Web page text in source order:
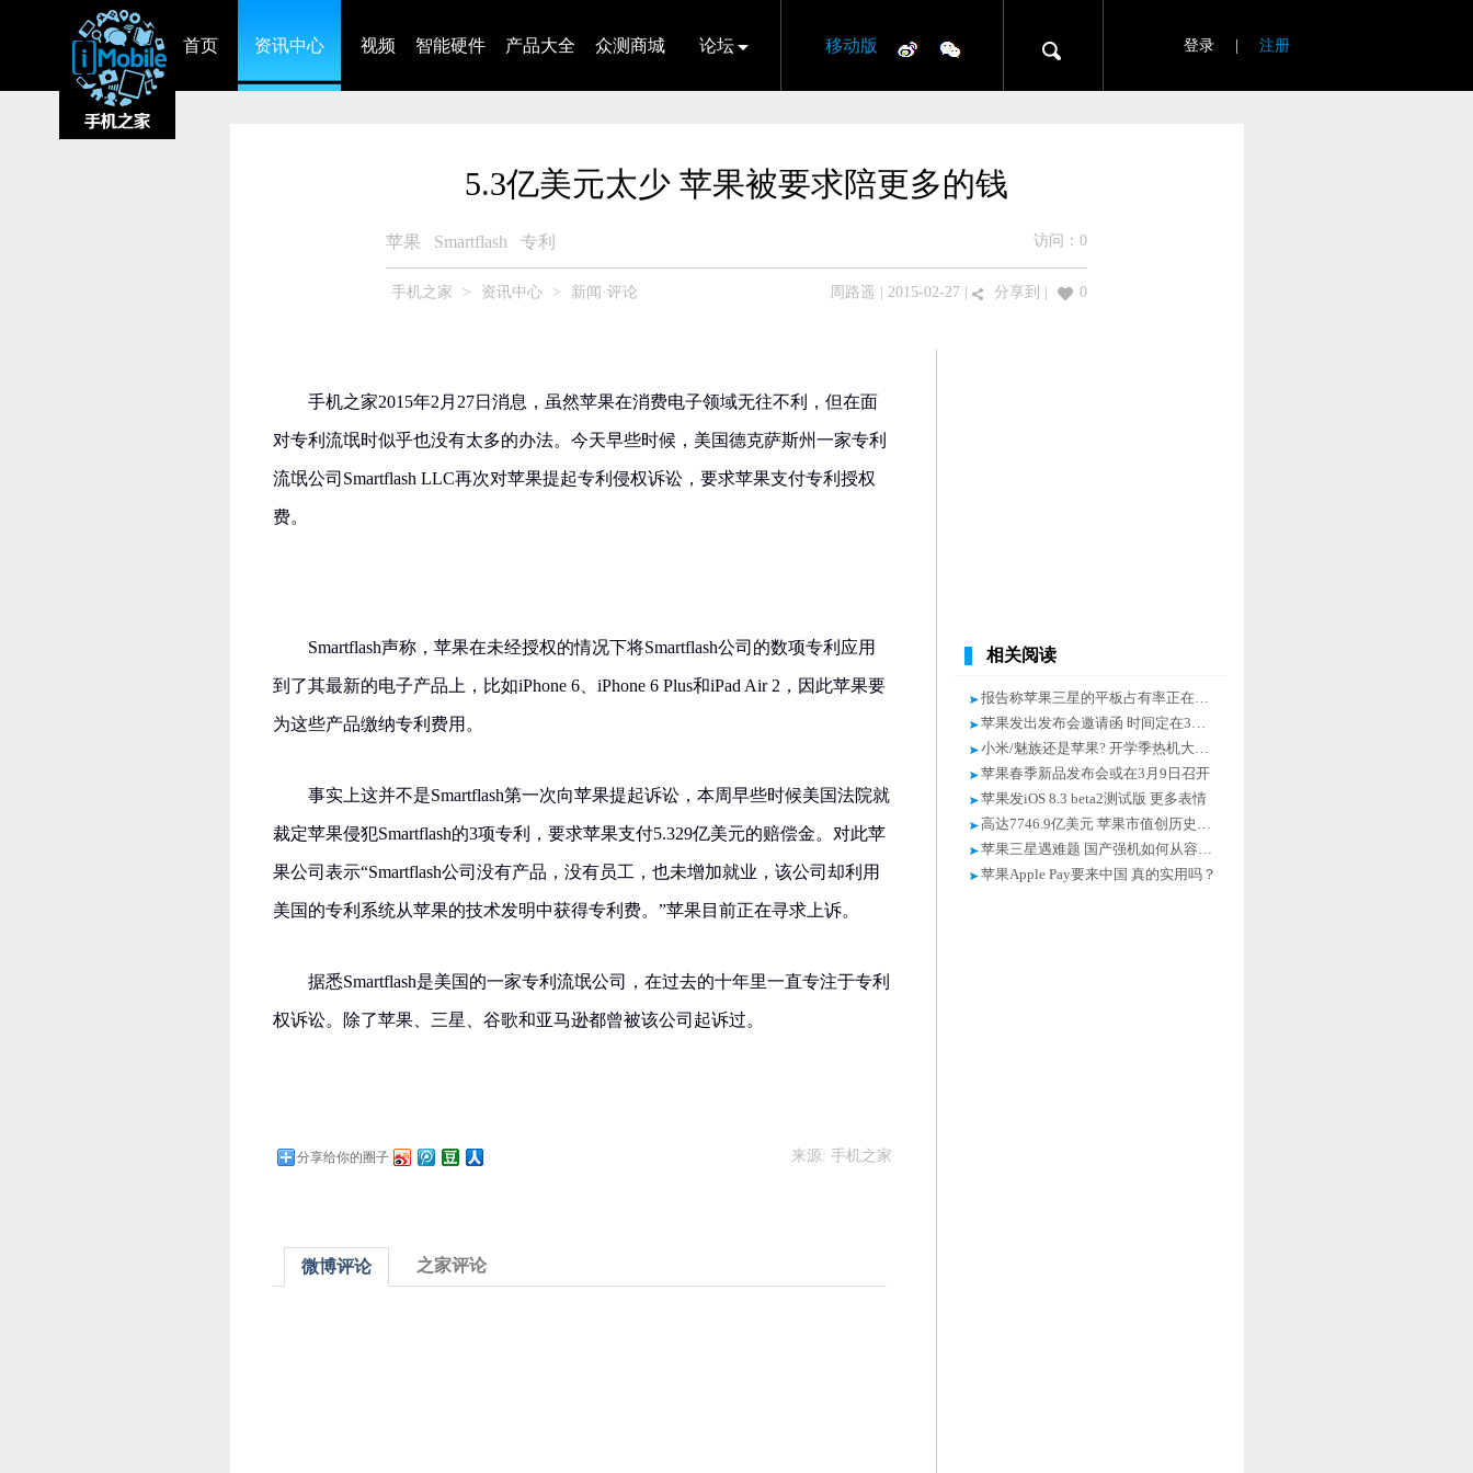
首页 资讯中心 视频 智能硬件 产品大全 众测商城 论坛 移动版 登录 注册
5.3亿美元太少 苹果被要求陪更多的钱
苹果 Smartflash 专利 访问： 0
手机之家 > 资讯中心 > 新闻·评论 周路遥 | 2015-02-27 | 分享到 0
手机之家2015年2月27日消息，虽然苹果在消费电子领域无往不利，但在面
对专利流氓时似乎也没有太多的办法。今天早些时候，美国德克萨斯州一家专利
流氓公司Smartflash LLC再次对苹果提起专利侵权诉讼，要求苹果支付专利授权
费。
Smartflash声称，苹果在未经授权的情况下将Smartflash公司的数项专利应用
到了其最新的电子产品上，比如iPhone 6、iPhone 6 Plus和iPad Air 2，因此苹果要
为这些产品缴纳专利费用。
事实上这并不是Smartflash第一次向苹果提起诉讼，本周早些时候美国法院就
裁定苹果侵犯Smartflash的3项专利，要求苹果支付5.329亿美元的赔偿金。对此苹
果公司表示“Smartflash公司没有产品，没有员工，也未增加就业，该公司却利用
美国的专利系统从苹果的技术发明中获得专利费。”苹果目前正在寻求上诉。
据悉Smartflash是美国的一家专利流氓公司，在过去的十年里一直专注于专利
权诉讼。除了苹果、三星、谷歌和亚马逊都曾被该公司起诉过。
分享给你的圈子 来源: 手机之家
微博评论 之家评论
相关阅读
报告称苹果三星的平板占有率正在下滑
苹果发出发布会邀请函 时间定在3月9日
小米/魅族还是苹果? 开学季热机大搜罗
苹果春季新品发布会或在3月9日召开
苹果发iOS 8.3 beta2测试版 更多表情
高达7746.9亿美元 苹果市值创历史新高
苹果三星遇难题 国产强机如何从容应对
苹果Apple Pay要来中国 真的实用吗？